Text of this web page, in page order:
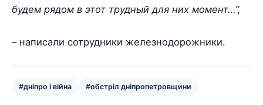
будем рядом в этот трудный для них момент…”,
– написали сотрудники железнодорожники.
#дніпро і війна #обстріл дніпропетровщини